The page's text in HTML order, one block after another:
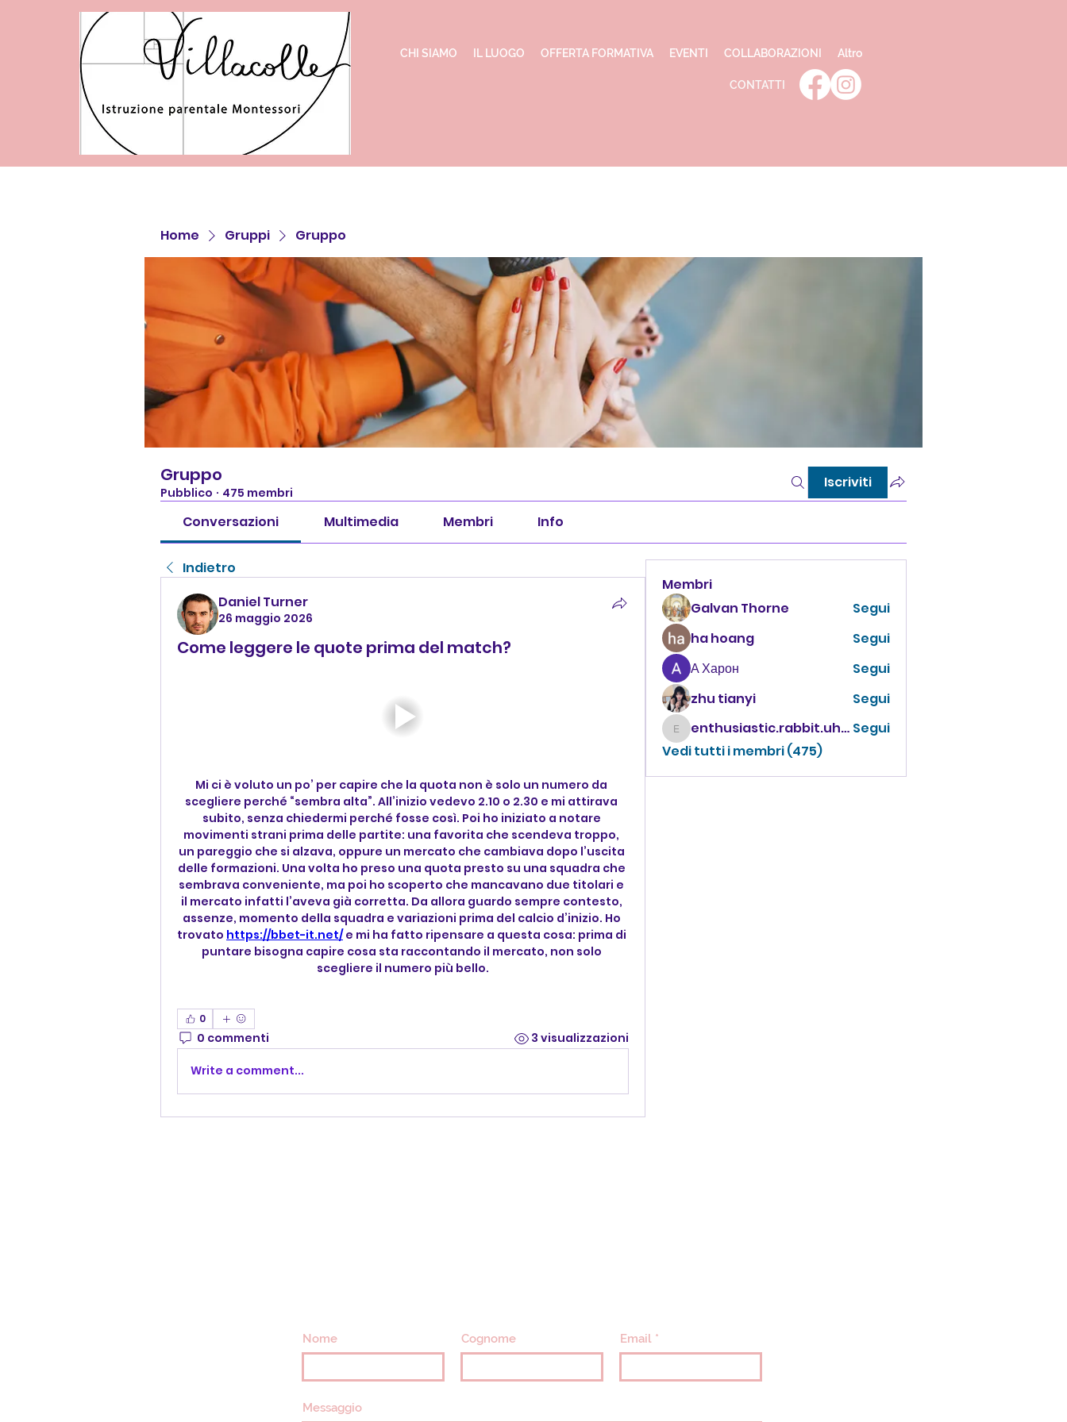
CHI SIAMO IL LUOGO OFFERTA FORMATIVA EVENTI COLLABORAZIONI Altro
CONTATTI
Home Gruppi Gruppo
Gruppo
Pubblico · 475 membri
Iscriviti
Conversazioni Multimedia Membri Info
Indietro
Daniel Turner
26 maggio 2026
Come leggere le quote prima del match?
Mi ci è voluto un po’ per capire che la quota non è solo un numero da
scegliere perché “sembra alta”. All’inizio vedevo 2.10 o 2.30 e mi attirava
subito, senza chiedermi perché fosse così. Poi ho iniziato a notare
movimenti strani prima delle partite: una favorita che scendeva troppo,
un pareggio che si alzava, oppure un mercato che cambiava dopo l’uscita
delle formazioni. Una volta ho preso una quota presto su una squadra che
sembrava conveniente, ma poi ho scoperto che mancavano due titolari e
il mercato infatti l’aveva già corretta. Da allora guardo sempre contesto,
assenze, momento della squadra e variazioni prima del calcio d’inizio. Ho
trovato https://bbet-it.net/ e mi ha fatto ripensare a questa cosa: prima di
puntare bisogna capire cosa sta raccontando il mercato, non solo
scegliere il numero più bello.
0
0 commenti 3 visualizzazioni
Write a comment...
Membri
Galvan Thorne
Segui
ha hoang
Segui
А Харон
Segui
zhu tianyi
Segui
enthusiastic.rabbit.uhur enthusiastic.rabbit.uhur Segui
Vedi tutti i membri (475)
Nome Cognome Email
Messaggio